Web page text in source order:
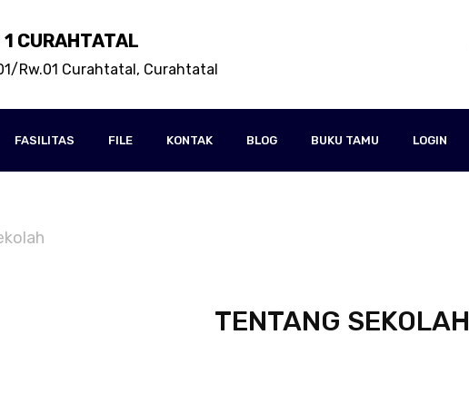
1 CURAHTATAL
Rw.01 Curahtatal, Curahtatal
FASILITAS FILE KONTAK BLOG BUKU TAMU LOGIN
TENTANG SEKOLAH